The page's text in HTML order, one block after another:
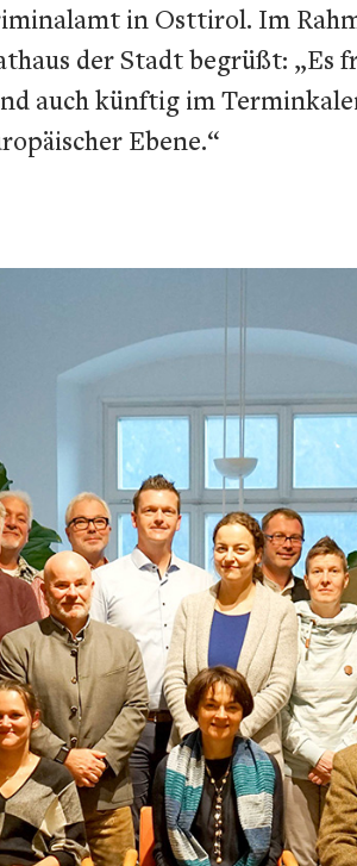
in Osttirol. Im
der Stadt begrüßt: „Es
auch künftig im
Ebene.“